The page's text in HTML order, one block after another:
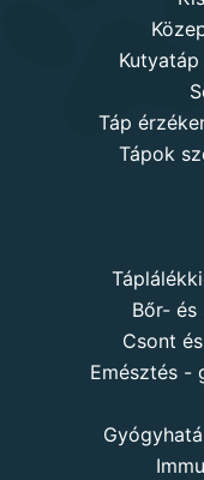
Táp
Tápok
Bőr-
Csont
Emésztés -